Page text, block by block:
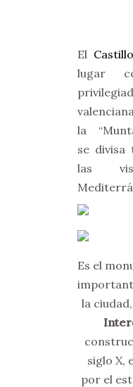
El
lugar
la
se divisa
las
Es el
la ciudad,
siglo X,
por el